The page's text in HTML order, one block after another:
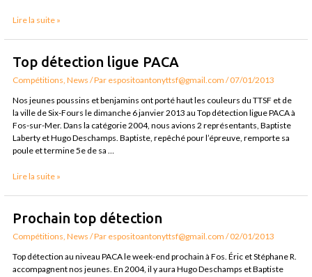
Lire la suite »
Top détection ligue PACA
Compétitions ,News / Par espositoantonyttsf@gmail.com/07/01/2013
Nos jeunes poussins et benjamins ont porté haut les couleurs du TTSF et de
la ville de Six-Fours le dimanche 6 janvier 2013 au Top détection ligue PACA à
Fos-sur-Mer. Dans la catégorie 2004, nous avions 2 représentants, Baptiste
Laberty et Hugo Deschamps. Baptiste, repêché pour l’épreuve, remporte sa
poule et termine 5e de sa …
Top
détection
ligue
PACA
Lire la suite »
Prochain top détection
Compétitions ,News / Par espositoantonyttsf@gmail.com/02/01/2013
Top détection au niveau PACA le week-end prochain à Fos. Éric et Stéphane R.
accompagnent nos jeunes. En 2004, il y aura Hugo Deschamps et Baptiste